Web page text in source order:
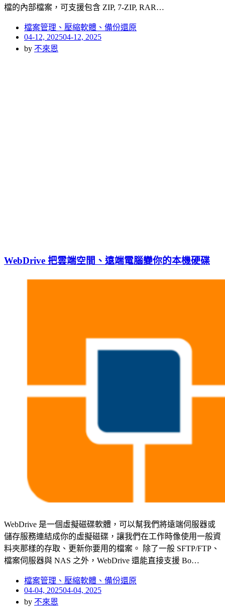
檔的內部檔案，可支援包含 ZIP, 7-ZIP, RAR…
檔案管理、壓縮軟體、備份還原
Posted
on
04-12, 202504-12, 2025
by 不來恩
WebDrive 把雲端空間、遠端電腦變你的本機硬碟
WebDrive 是一個虛擬磁碟軟體，可以幫我們將遠端伺服器或
儲存服務連結成你的虛擬磁碟，讓我們在工作時像使用一般資
料夾那樣的存取、更新你要用的檔案。 除了一般 SFTP/FTP、
檔案伺服器與 NAS 之外，WebDrive 還能直接支援 Bo…
檔案管理、壓縮軟體、備份還原
Posted
on
04-04, 202504-04, 2025
by 不來恩